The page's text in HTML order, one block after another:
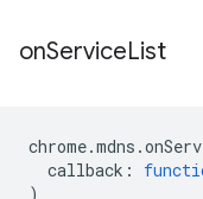
onServiceList
chrome.mdns .
callback :
)